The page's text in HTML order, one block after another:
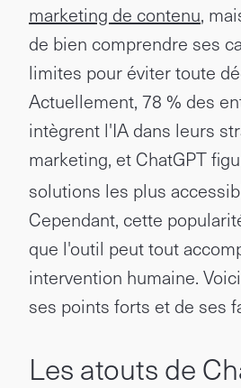
marketing de contenu,
de bien comprendre ses
limites pour éviter toute
Actuellement, 78 % des
intègrent l'IA dans leurs
marketing, et ChatGPT
solutions les plus
Cependant, cette
que l'outil peut tout
intervention humaine.
ses points forts et de ses
Les atouts de